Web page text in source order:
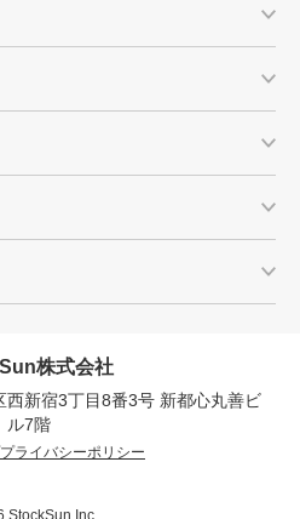
会社概要資料をダウンロー
ドする
株式会社
新宿3丁目8番3号 新都心丸善ビ
ル7階
プライバシーポリシー
StockSun Inc.